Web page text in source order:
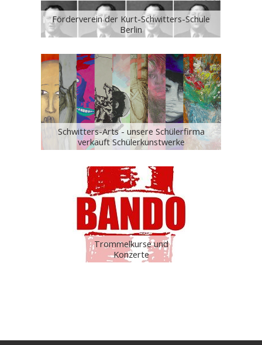
Förderverein der Kurt-Schwitters-Schule
Berlin
Schwitters-Arts - unsere Schülerfirma
verkauft Schülerkunstwerke
Trommelkurse und
Konzerte